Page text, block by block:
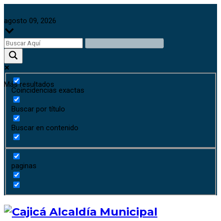
agosto 09, 2026
Más resultados
Coincidencias exactas
Buscar por título
Buscar en contenido
paginas